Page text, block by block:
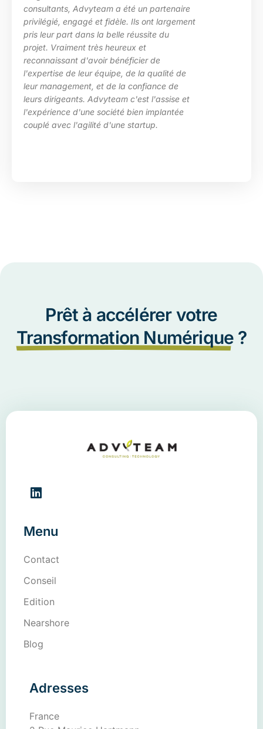
consultants, Advyteam a été un partenaire
privilégié, engagé et fidèle. Ils ont largement
pris leur part dans la belle réussite du
projet. Vraiment très heureux et
reconnaissant d'avoir bénéficier de
l'expertise de leur équipe, de la qualité de
leur management, et de la confiance de
leurs dirigeants. Advyteam c'est l'assise et
l'expérience d'une société bien implantée
couplé avec l'agilité d'une startup.
Prêt à accélérer votre
Transformation Numérique ?
Menu
Contact
Conseil
Edition
Nearshore
Blog
Adresses
France